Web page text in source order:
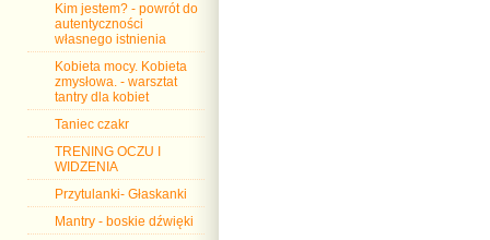
Kim jestem? - powrót do
autentyczności
własnego istnienia
Kobieta mocy. Kobieta
zmysłowa. - warsztat
tantry dla kobiet
Taniec czakr
TRENING OCZU I
WIDZENIA
Przytulanki- Głaskanki
Mantry - boskie dźwięki